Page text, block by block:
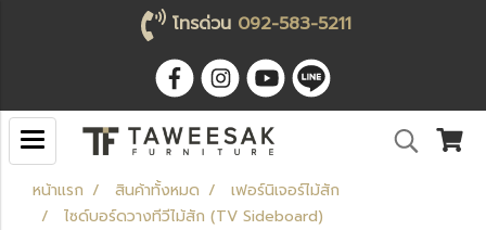
โทรด่วน 092-583-5211
หน้าแรก สินค้าทั้งหมด
เฟอร์นิเจอร์ไม้สัก
ไซด์บอร์ดวางทีวีไม้สัก (TV Sideboard)